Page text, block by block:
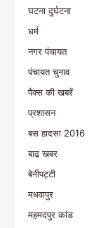
घटना दुर्घटना
धर्म
नगर पंचायत
पंचायत चुनाव
पैक्स की खबरें
प्रशासन
बस हादसा 2016
बाढ़ खबर
बेनीपट्टी
मधवापुर
महमदपुर कांड